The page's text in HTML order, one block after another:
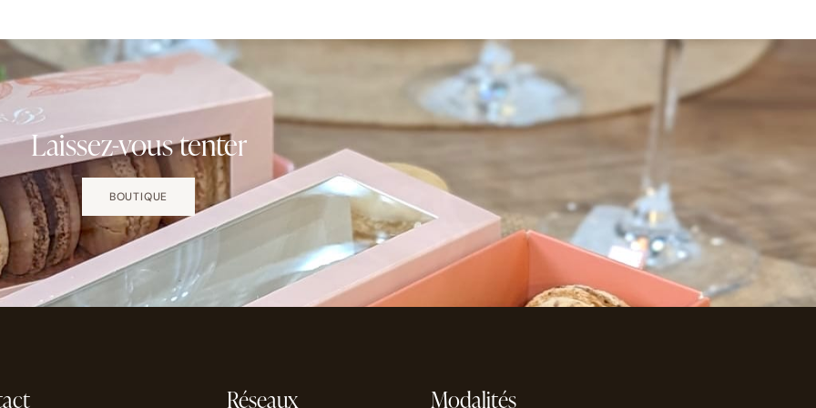
Laissez-vous tenter
BOUTIQUE
Réseaux Modalités